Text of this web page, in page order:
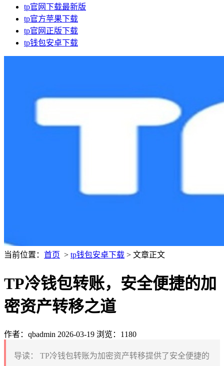
tp官网下载最新版
tp官方苹果下载
tp官网正版下载
tp钱包安卓下载
当前位置： 首页 > tp钱包安卓下载 > 文章正文
TP冷钱包转账，安全便捷的加
密资产转移之道
作者：qbadmin 2026-03-19 浏览：1180
导读：
TP冷钱包转账为加密资产转移提供了安全便捷的